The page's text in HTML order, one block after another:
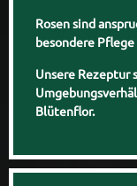
Rosen sind
besondere
Unsere Rezeptur
Blütenflor.